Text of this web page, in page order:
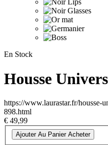
En Stock
Housse
https://www.laurastar.fr/housse-
898.html
€ 49,99
Ajouter Au Panier Acheter